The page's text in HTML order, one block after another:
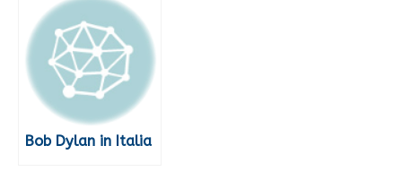
Bob Dylan in Italia